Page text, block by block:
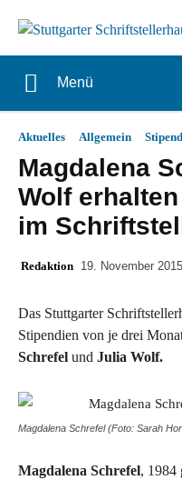
Menü
Aktuelles Allgemein
Magdalena
Wolf
im
Redaktion 19. November 2015
Das Stuttgarter
Stipendien von je drei
Schrefel und Julia Wolf.
Magdalena Schrefel (Foto: Sarah
Magdalena Schrefel, 1984